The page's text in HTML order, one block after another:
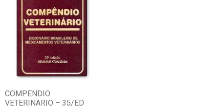
COMPENDIO
VETERINARIO – 35/ED